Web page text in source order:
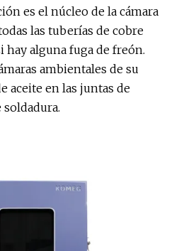
es el núcleo de la cámara
las tuberías de cobre
hay alguna fuga de freón.
ambientales de su
aceite en las juntas de